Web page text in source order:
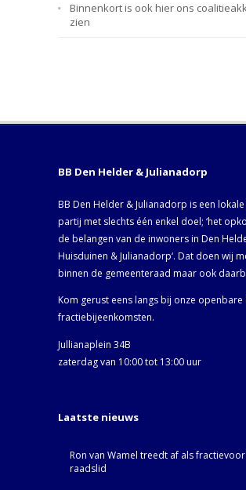
Binnenkort is ook hier ons
zien
BB Den Helder & Julianadorp
BB Den Helder & Julianadorp is een
partij met slechts één enkel doel; ‘het
de belangen van de inwoners in Den
Huisduinen & Julianadorp‘. Dat doen wij
binnen de gemeenteraad maar ook
Kom gerust eens langs bij onze openbare
fractiebijeenkomsten.
Jullianaplein 34B
zaterdag van 10:00 tot 13:00 uur
Laatste nieuws
Ron van Wamel treedt af als
raadslid